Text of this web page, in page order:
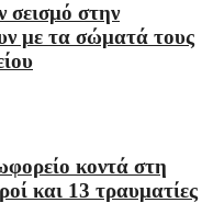
σεισμό στην
με τα σώματά τους
κοντά στη
και 13 τραυματίες